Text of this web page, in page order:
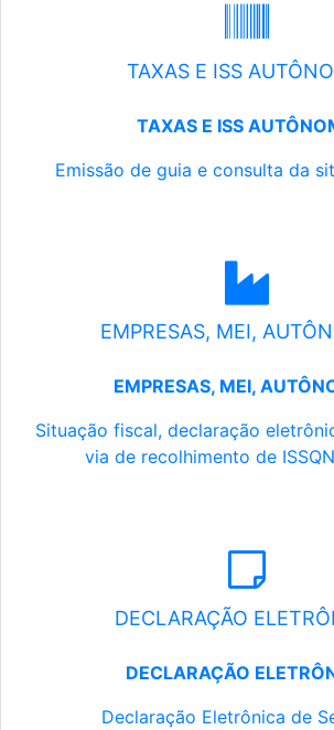
TAXAS E ISS
TAXAS E ISS
Emissão de guia e consulta da
EMPRESAS, MEI,
EMPRESAS, MEI,
Situação fiscal, declaração
via de recolhimento de
DECLARAÇÃO
DECLARAÇÃO
Declaração Eletrônica de